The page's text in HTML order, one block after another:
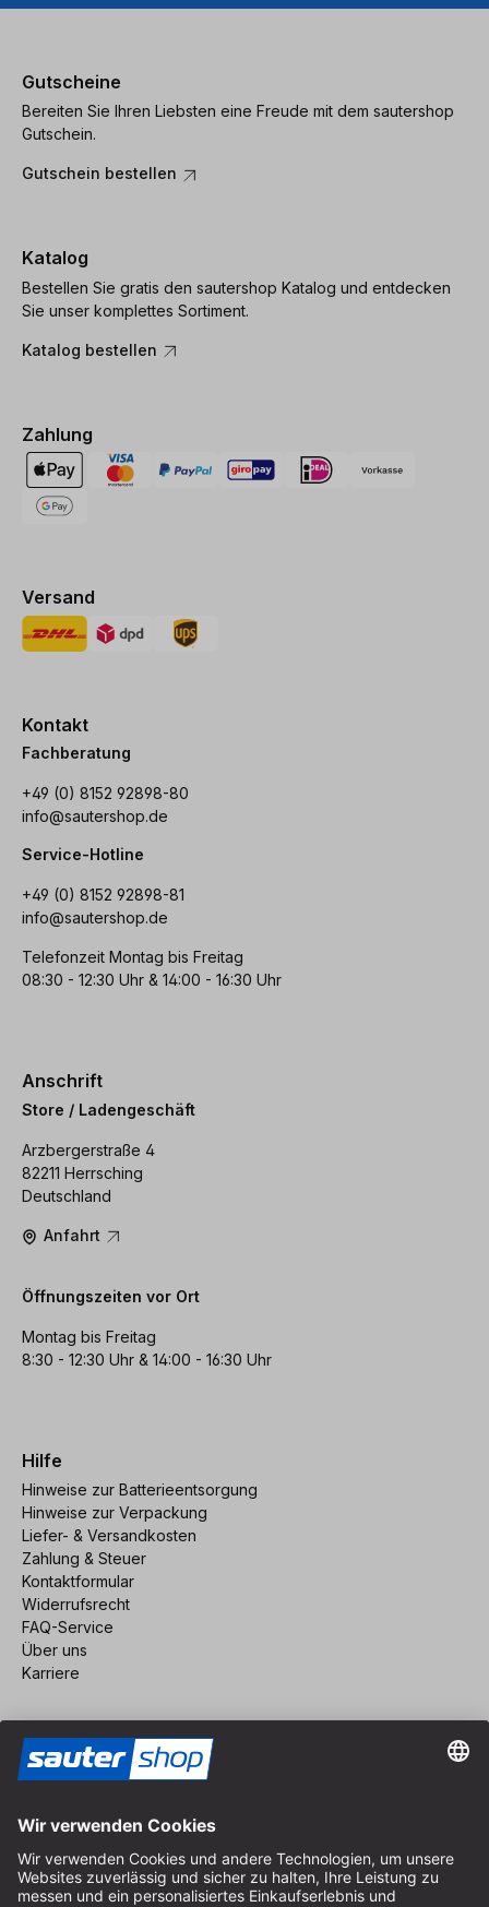
Gutscheine
Bereiten Sie Ihren Liebsten eine Freude mit dem sautershop
Gutschein.
Gutschein bestellen
Katalog
Bestellen Sie gratis den sautershop Katalog und entdecken
Sie unser komplettes Sortiment.
Katalog bestellen
Zahlung
Versand
Kontakt
Fachberatung
+49 (0) 8152 92898-80
info@sautershop.de
Service-Hotline
+49 (0) 8152 92898-81
info@sautershop.de
Telefonzeit Montag bis Freitag
08:30 - 12:30 Uhr & 14:00 - 16:30 Uhr
Anschrift
Store / Ladengeschäft
Arzbergerstraße 4
82211 Herrsching
Deutschland
Anfahrt
Öffnungszeiten vor Ort
Montag bis Freitag
8:30 - 12:30 Uhr & 14:00 - 16:30 Uhr
Hilfe
Hinweise zur Batterieentsorgung
Hinweise zur Verpackung
Liefer- & Versandkosten
Zahlung & Steuer
Kontaktformular
Widerrufsrecht
FAQ-Service
Über uns
Karriere
Impressum